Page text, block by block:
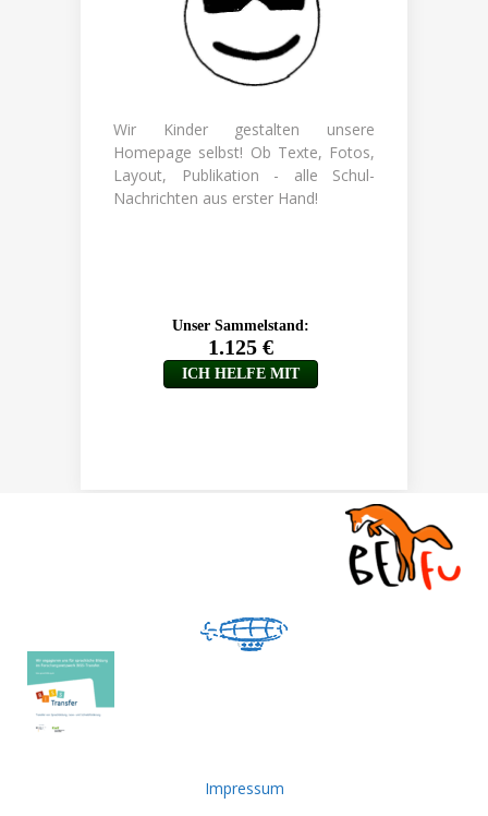
Wir Kinder gestalten unsere
Homepage selbst! Ob Texte, Fotos,
Layout, Publikation - alle Schul-
Nachrichten aus erster Hand!
Impressum